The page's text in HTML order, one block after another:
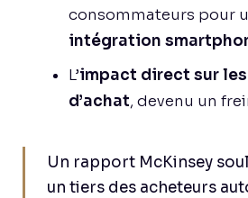
consommateurs pour
intégration
L’impact direct sur
d’achat, devenu un
Un rapport McKinsey
un tiers des acheteurs